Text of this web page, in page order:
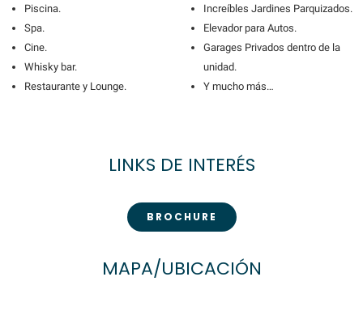
Piscina.
Spa.
Cine.
Whisky bar.
Restaurante y Lounge.
Increíbles Jardines Parquizados.
Elevador para Autos.
Garages Privados dentro de la
unidad.
Y mucho más…
LINKS DE INTERÉS
BROCHURE
MAPA/UBICACIÓN